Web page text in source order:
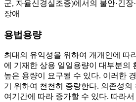
군, 자율신경실조증)에서의 불안·긴장
장애
용법용량
최대의 유익성을 위하여 개개인에 따
에 기재한 상용 일일용량이 대부분의
높은 용량이 요구될 수 있다. 이러한
기 위하여 천천히 증량한다. 의존성의
여기간에 따라 증가할 수 있다. 따라